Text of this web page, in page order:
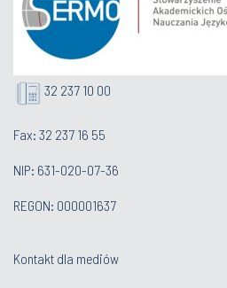
32 237 10 00
Fax: 32 237 16 55
NIP: 631-020-07-36
REGON: 000001637
Kontakt dla mediów